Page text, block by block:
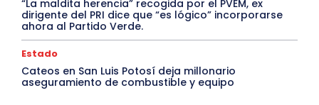
“La maldita herencia” recogida por el PVEM, ex
dirigente del PRI dice que “es lógico” incorporarse
ahora al Partido Verde.
Estado
Cateos en San Luis Potosí deja millonario
aseguramiento de combustible y equipo